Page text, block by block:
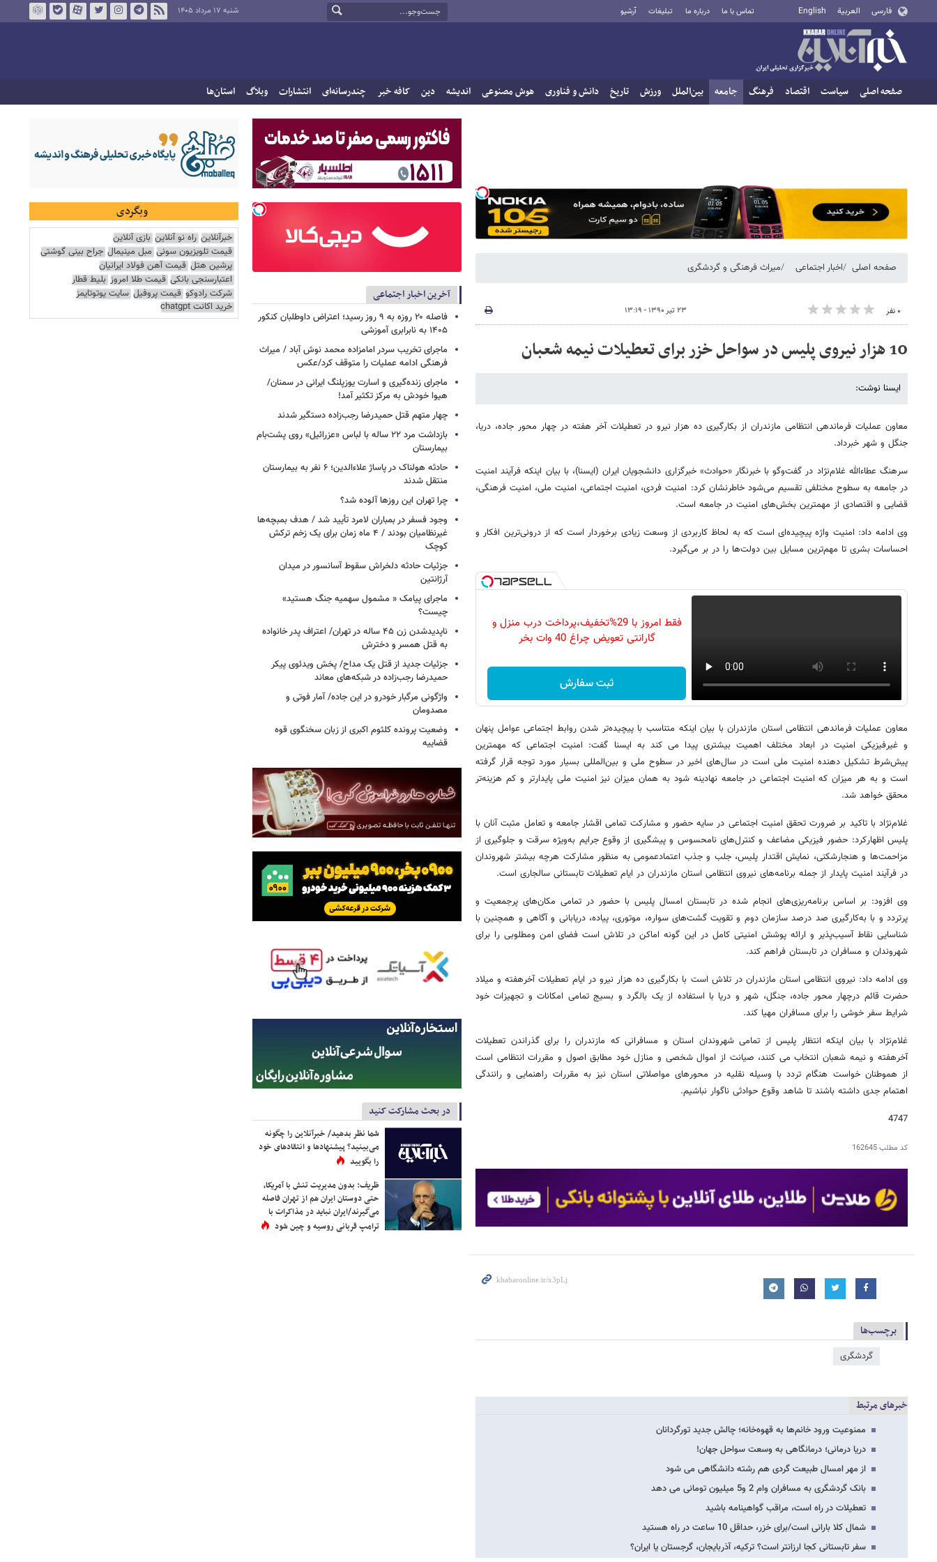
فارسی العربية English تماس با ما درباره ما تبلیغات آرشیو شنبه ۱۷ مرداد ۱۴۰۵
صفحه اصلی سیاست اقتصاد فرهنگ جامعه بین‌الملل ورزش تاریخ دانش و فناوری هوش مصنوعی اندیشه دین کافه خبر چندرسانه‌ای انتشارات وبلاگ استان‌ها
صفحه اصلی اخبار اجتماعی میراث فرهنگی و گردشگری
۰ نفر ۲۳ تیر ۱۳۹۰ - ۱۳:۱۹
10 هزار نیروی پلیس در سواحل خزر برای تعطیلات نیمه شعبان
ایسنا نوشت:
معاون عملیات فرماندهی انتظامی مازندران از بکارگیری ده هزار نیرو در تعطیلات آخر هفته در چهار محور جاده، دریا،
جنگل و شهر خبرداد.
سرهنگ عطاء‌الله غلام‌نژاد در گفت‌وگو با خبرنگار «حوادث» خبرگزاری دانشجویان ایران (ایسنا)، با بیان اینکه فرآیند امنیت
در جامعه به سطوح مختلفی تقسیم می‌شود خاطرنشان کرد: امنیت فردی، امنیت اجتماعی، امنیت ملی، امنیت فرهنگی،
قضایی و اقتصادی از مهمترین بخش‌های امنیت در جامعه است.
وی ادامه داد: امنیت واژه پیچیده‌ای است که به لحاظ کاربردی از وسعت زیادی برخوردار است که از درونی‌ترین افکار و
احساسات بشری تا مهم‌ترین مسایل بین دولت‌ها را در بر می‌گیرد.
فقط امروز با 29%تخفیف،پرداخت درب منزل و
گارانتی تعویض چراغ 40 وات بخر
ثبت سفارش
معاون عملیات فرماندهی انتظامی استان مازندران با بیان اینکه متناسب با پیچیده‌تر شدن روابط اجتماعی عوامل پنهان
و غیرفیزیکی امنیت در ابعاد مختلف اهمیت بیشتری پیدا می کند به ایسنا گفت: امنیت اجتماعی که مهمترین
پیش‌شرط تشکیل دهنده امنیت ملی است در سال‌های اخیر در سطوح ملی و بین‌المللی بسیار مورد توجه قرار گرفته
است و به هر میزان که امنیت اجتماعی در جامعه نهادینه شود به همان میزان نیز امنیت ملی پایدارتر و کم هزینه‌تر
محقق خواهد شد.
غلام‌نژاد با تاکید بر ضرورت تحقق امنیت اجتماعی در سایه حضور و مشارکت تمامی اقشار جامعه و تعامل مثبت آنان با
پلیس اظهارکرد: حضور فیزیکی مضاعف و کنترل‌های نامحسوس و پیشگیری از وقوع جرایم به‌ویژه سرقت و جلوگیری از
مزاحمت‌ها و هنجارشکنی، نمایش اقتدار پلیس، جلب و جذب اعتمادعمومی به منظور مشارکت هرچه بیشتر شهروندان
در فرآیند امنیت پایدار از جمله برنامه‌های نیروی انتظامی استان مازندران در ایام تعطیلات تابستانی سالجاری است.
وی افزود: بر اساس برنامه‌ریزی‌های انجام شده در تابستان امسال پلیس با حضور در تمامی مکان‌های پرجمعیت و
پرتردد و با به‌کارگیری صد درصد سازمان دوم و تقویت گشت‌های سواره، موتوری، پیاده، دریابانی و آگاهی و همچنین با
شناسایی نقاط آسیب‌پذیر و ارائه پوشش امنیتی کامل در این گونه اماکن در تلاش است فضای امن ومطلوبی را برای
شهروندان و مسافران در تابستان فراهم کند.
وی ادامه داد: نیروی انتظامی استان مازندران در تلاش است با بکارگیری ده هزار نیرو در ایام تعطیلات آخرهفته و میلاد
حضرت قائم درچهار محور جاده، جنگل، شهر و دریا با استفاده از یک بالگرد و بسیج تمامی امکانات و تجهیزات خود
شرایط سفر خوشی را برای مسافران مهیا کند.
غلام‌نژاد با بیان اینکه انتظار پلیس از تمامی شهروندان استان و مسافرانی که مازندران را برای گذراندن تعطیلات
آخرهفته و نیمه شعبان انتخاب می کنند، صیانت از اموال شخصی و منازل خود مطابق اصول و مقررات انتظامی است
از هموطنان خواست هنگام تردد با وسیله نقلیه در محورهای مواصلاتی استان نیز به مقررات راهنمایی و رانندگی
اهتمام جدی داشته باشند تا شاهد وقوع حوادثی ناگوار نباشیم.
4747
کد مطلب162645
برچسب‌ها
گردشگری
خبرهای مرتبط
ممنوعیت ورود خانم‌ها به قهوه‌خانه؛ چالش جدید تورگردانان
دریا درمانی؛ درمانگاهی به وسعت سواحل جهان!
از مهر امسال طبیعت گردی هم رشته دانشگاهی می شود
بانک گردشگری به مسافران وام 2 و5 میلیون تومانی می دهد
تعطیلات در راه است، مراقب گواهینامه باشید
شمال کلا بارانی است/برای خزر، حداقل 10 ساعت در راه هستید
سفر تابستانی کجا ارزانتر است؟ ترکیه، آذربایجان، گرجستان یا ایران؟
آخرین اخبار اجتماعی
فاصله ۲۰ روزه به ۹ روز رسید؛ اعتراض داوطلبان کنکور
۱۴۰۵ به نابرابری آموزشی
ماجرای تخریب سردر امامزاده محمد نوش ‌آباد / میراث
فرهنگی ادامه عملیات را متوقف کرد/عکس
ماجرای زنده‌گیری و اسارت یوزپلنگ ایرانی در سمنان/
هیوا خودش به مرکز تکثیر آمد!
چهار متهم قتل حمیدرضا رجب‌زاده دستگیر شدند
بازداشت مرد ۲۲ ساله با لباس «عزرائیل» روی پشت‌بام
بیمارستان
حادثه هولناک در پاساژ علاءالدین؛ ۶ نفر به بیمارستان
منتقل شدند
چرا تهران این روزها آلوده شد؟
وجود فسفر در بمباران لامرد تأیید شد / هدف بمبچه‌ها
غیرنظامیان بودند / ۴ ماه زمان برای یک زخم ترکش
کوچک
جزئیات حادثه دلخراش سقوط آسانسور در میدان
آرژانتین
ماجرای پیامک « مشمول سهمیه جنگ هستید»
چیست؟
ناپدیدشدن زن ۴۵ ساله در تهران/ اعتراف پدر خانواده
به قتل همسر و دخترش
جزئیات جدید از قتل یک مداح/ پخش ویدئوی پیکر
حمیدرضا رجب‌زاده در شبکه‌های معاند
واژگونی مرگبار خودرو در این جاده/ آمار فوتی و
مصدومان
وضعیت پرونده کلثوم اکبری از زبان سخنگوی قوه
قضاییه
در بحث مشارکت کنید
شما نظر بدهید/ خبرآنلاین را چگونه
می‌بینید؟ پیشنهادها و انتقادهای خود
را بگویید
ظریف: بدون مدیریت تنش با آمریکا،
حتی دوستان ایران هم از تهران فاصله
می‌گیرند/ایران نباید در مذاکرات با
ترامپ قربانی روسیه و چین شود
وبگردی
خبرآنلاین راه نو آنلاین بازی آنلاین
قیمت تلویزیون سونی مبل مینیمال جراح بینی گوشتی
پرشین هتل قیمت آهن فولاد ایرانیان
اعتبارسنجی بانکی قیمت طلا امروز بلیط قطار
شرکت رادوکو قیمت پروفیل سایت یوتوتایمز
خرید اکانت chatgpt